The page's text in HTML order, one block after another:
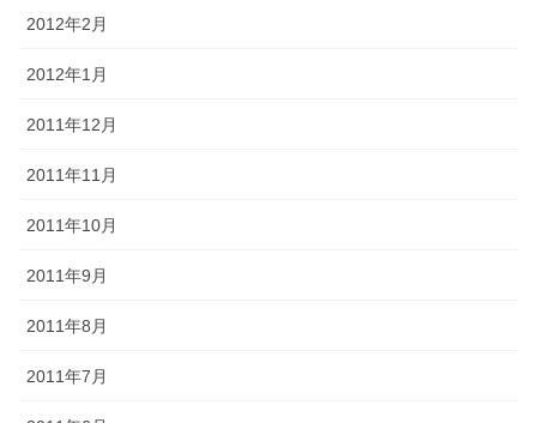
2012年2月
2012年1月
2011年12月
2011年11月
2011年10月
2011年9月
2011年8月
2011年7月